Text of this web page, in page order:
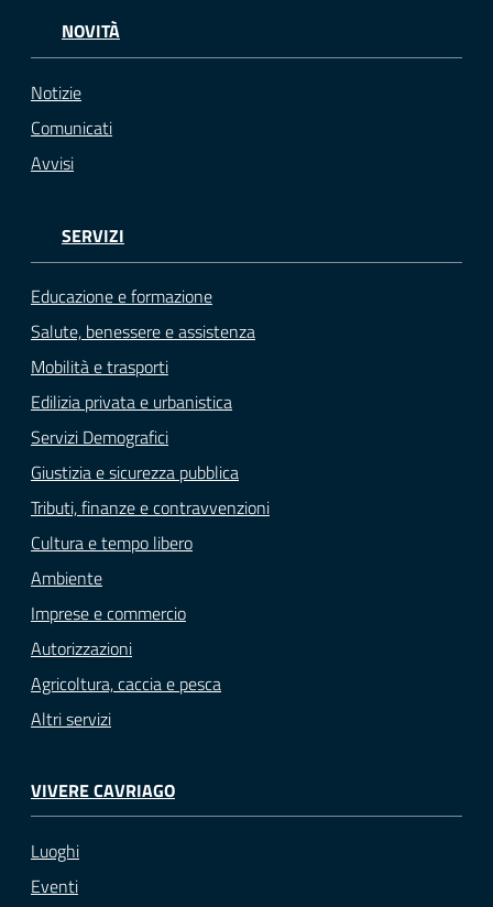
NOVITÀ
Notizie
Comunicati
Avvisi
SERVIZI
Educazione e formazione
Salute, benessere e assistenza
Mobilità e trasporti
Edilizia privata e urbanistica
Servizi Demografici
Giustizia e sicurezza pubblica
Tributi, finanze e contravvenzioni
Cultura e tempo libero
Ambiente
Imprese e commercio
Autorizzazioni
Agricoltura, caccia e pesca
Altri servizi
VIVERE CAVRIAGO
Luoghi
Eventi